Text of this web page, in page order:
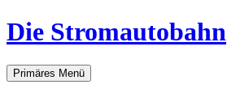
Zum
Inhalt
Die Stromautobahn
Suchen
Primäres Menü